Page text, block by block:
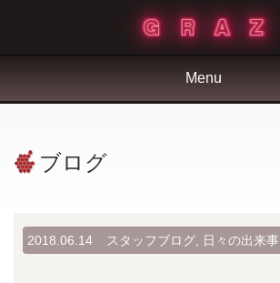
Menu
ブログ
2018.06.14 スタッフブログ 日々の出来事